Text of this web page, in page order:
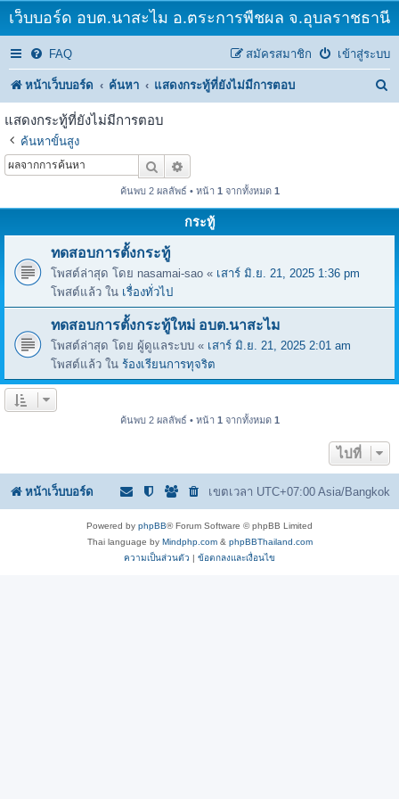
เว็บบอร์ด อบต.นาสะไม อ.ตระการพืชผล จ.อุบลราชธานี
FAQ เข้าสู่ระบบ
สมัครสมาชิก
หน้าเว็บบอร์ด ค้นหา แสดงกระทู้ที่ยังไม่มีการตอบ
แสดงกระทู้ที่ยังไม่มีการตอบ
ค้นหาขั้นสูง
ค้นหา
ค้นพบ 2 ผลลัพธ์ • หน้า 1 จากทั้งหมด 1
กระทู้
ทดสอบการตั้งกระทู้
โพสต์ล่าสุด โดย nasamai-sao « เสาร์ มิ.ย. 21, 2025 1:36 pm
โพสต์แล้ว ใน เรื่องทั่วไป
ทดสอบการตั้งกระทู้ใหม่ อบต.นาสะไม
โพสต์ล่าสุด โดย ผู้ดูแลระบบ « เสาร์ มิ.ย. 21, 2025 2:01 am
โพสต์แล้ว ใน ร้องเรียนการทุจริต
ค้นพบ 2 ผลลัพธ์ • หน้า 1 จากทั้งหมด 1
ไปที่
หน้าเว็บบอร์ด เขตเวลา UTC+07:00 Asia/Bangkok
Powered by phpBB® Forum Software © phpBB Limited
Thai language by Mindphp.com& phpBBThailand.com
ความเป็นส่วนตัว | ข้อตกลงและเงื่อนไข